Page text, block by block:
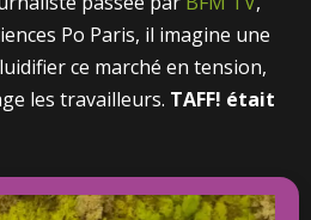
Po Paris, il imagine une
ce marché en tension,
les travailleurs. TAFF! était